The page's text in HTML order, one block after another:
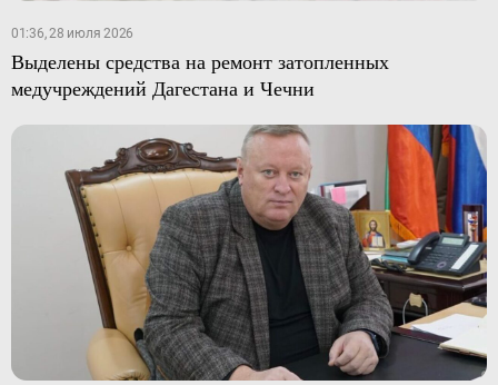
01:36, 28 июля 2026
Выделены средства на ремонт затопленных
медучреждений Дагестана и Чечни